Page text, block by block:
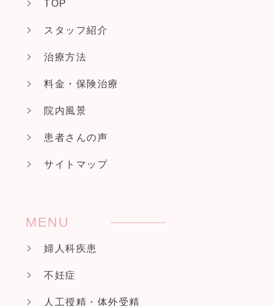
TOP
スタッフ紹介
治療方法
料金・保険治療
院内風景
患者さんの声
サイトマップ
MENU
婦人科疾患
不妊症
人工授精・体外受精